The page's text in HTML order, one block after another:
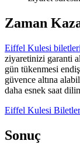
Zaman
Eiffel Kulesi
ziyaretinizi garanti
gün tükenmesi
güvence altına
daha esnek saat
Eiffel Kulesi
Sonuç